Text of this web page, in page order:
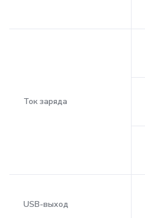
Ток заряда
USB-выход